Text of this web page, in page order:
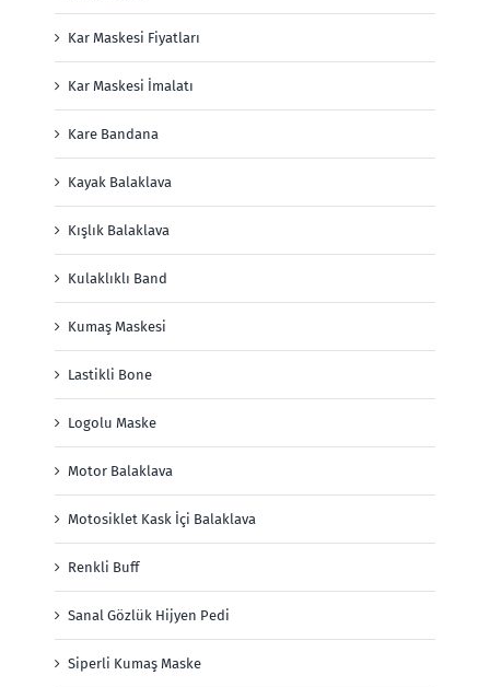
Kar Maskesi Fiyatları
Kar Maskesi İmalatı
Kare Bandana
Kayak Balaklava
Kışlık Balaklava
Kulaklıklı Band
Kumaş Maskesi
Lastikli Bone
Logolu Maske
Motor Balaklava
Motosiklet Kask İçi Balaklava
Renkli Buff
Sanal Gözlük Hijyen Pedi
Siperli Kumaş Maske